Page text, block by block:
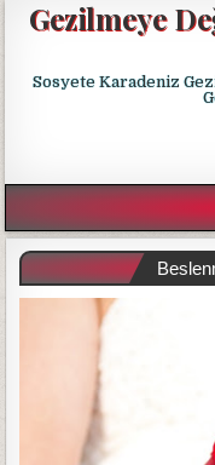
Gezilmeye
Sosyete Karadeniz